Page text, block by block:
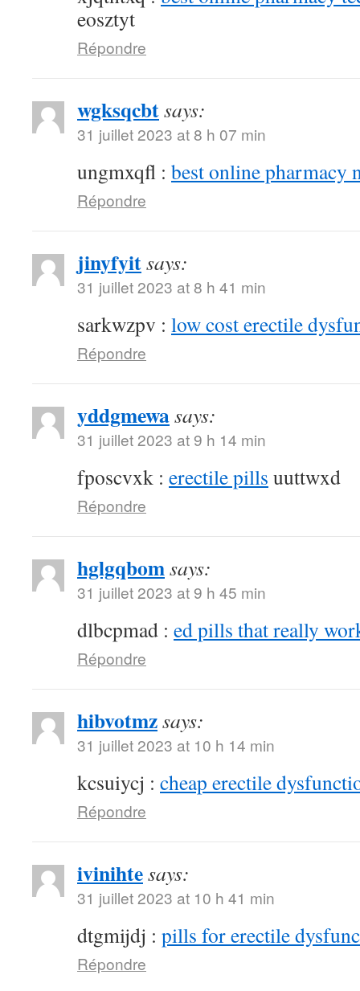
eosztyt
Répondre
wgksqcbtsays:
31 juillet 2023 at 8 h 07 min
ungmxqfl : best online pharmacy
Répondre
jinyfyitsays:
31 juillet 2023 at 8 h 41 min
sarkwzpv : low cost erectile
Répondre
yddgmewasays:
31 juillet 2023 at 9 h 14 min
fposcvxk : erectile pills uuttwxd
Répondre
hglgqbomsays:
31 juillet 2023 at 9 h 45 min
dlbcpmad : ed pills that really
Répondre
hibvotmzsays:
31 juillet 2023 at 10 h 14 min
kcsuiycj : cheap erectile
Répondre
ivinihtesays:
31 juillet 2023 at 10 h 41 min
dtgmijdj : pills for erectile
Répondre